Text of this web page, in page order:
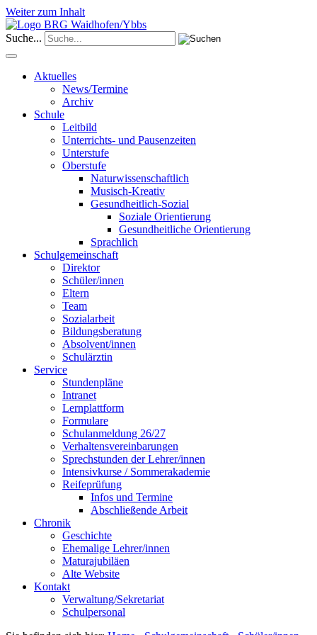
Weiter zum Inhalt
Suche...
Aktuelles
News/Termine
Archiv
Schule
Leitbild
Unterrichts- und Pausenzeiten
Unterstufe
Oberstufe
Naturwissenschaftlich
Musisch-Kreativ
Gesundheitlich-Sozial
Soziale Orientierung
Gesundheitliche Orientierung
Sprachlich
Schulgemeinschaft
Direktor
Schüler/innen
Eltern
Team
Sozialarbeit
Bildungsberatung
Absolvent/innen
Schulärztin
Service
Stundenpläne
Intranet
Lernplattform
Formulare
Schulanmeldung 26/27
Verhaltensvereinbarungen
Sprechstunden der Lehrer/innen
Intensivkurse / Sommerakademie
Reifeprüfung
Infos und Termine
Abschließende Arbeit
Chronik
Geschichte
Ehemalige Lehrer/innen
Maturajubiläen
Alte Website
Kontakt
Verwaltung/Sekretariat
Schulpersonal